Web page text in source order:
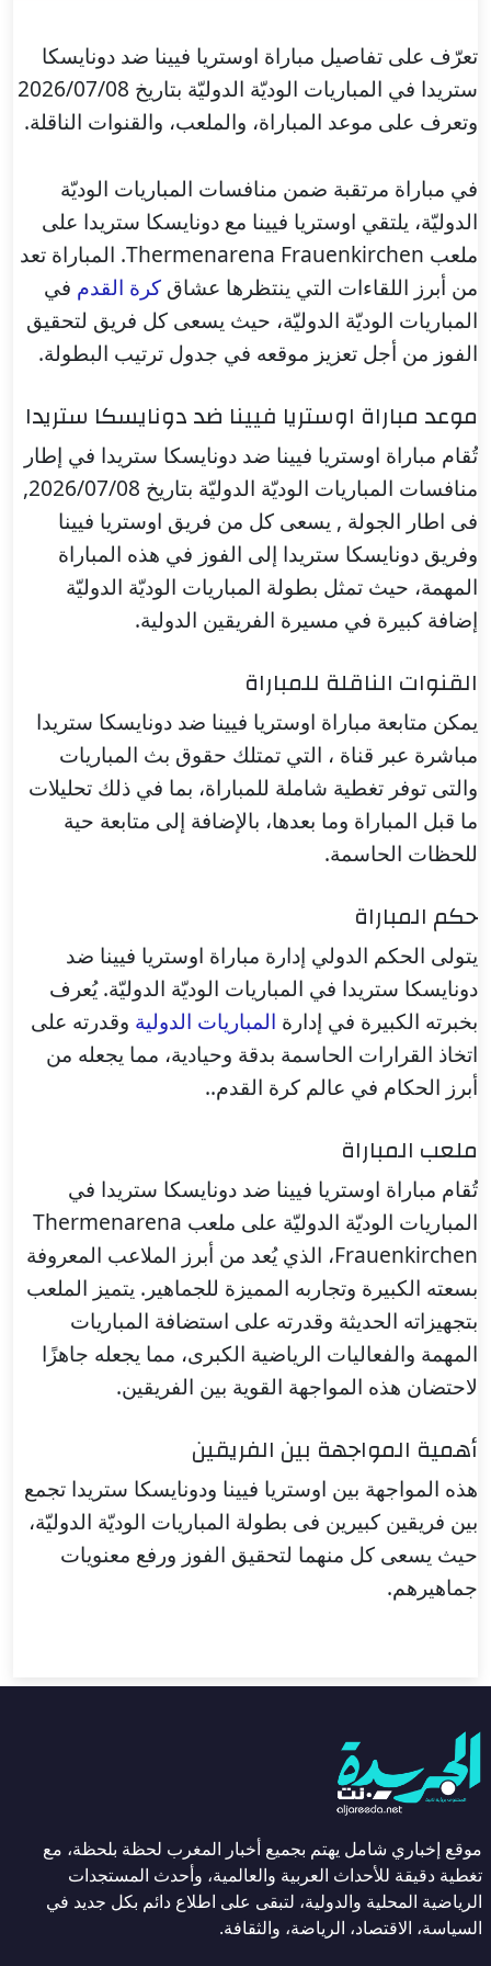
تعرّف على تفاصيل مباراة اوستريا فيينا ضد دونايسكا
ستريدا في المباريات الوديّة الدوليّة بتاريخ 2026/07/08
وتعرف على موعد المباراة، والملعب، والقنوات الناقلة.
في مباراة مرتقبة ضمن منافسات المباريات الوديّة
الدوليّة، يلتقي اوستريا فيينا مع دونايسكا ستريدا على
ملعب Thermenarena Frauenkirchen. المباراة تعد
من أبرز اللقاءات التي ينتظرها عشاق كرة القدم في
المباريات الوديّة الدوليّة، حيث يسعى كل فريق لتحقيق
الفوز من أجل تعزيز موقعه في جدول ترتيب البطولة.
موعد مباراة اوستريا فيينا ضد دونايسكا ستريدا
تُقام مباراة اوستريا فيينا ضد دونايسكا ستريدا في إطار
منافسات المباريات الوديّة الدوليّة بتاريخ 2026/07/08,
فى اطار الجولة , يسعى كل من فريق اوستريا فيينا
وفريق دونايسكا ستريدا إلى الفوز في هذه المباراة
المهمة، حيث تمثل بطولة المباريات الوديّة الدوليّة
إضافة كبيرة في مسيرة الفريقين الدولية.
القنوات الناقلة للمباراة
يمكن متابعة مباراة اوستريا فيينا ضد دونايسكا ستريدا
مباشرة عبر قناة ، التي تمتلك حقوق بث المباريات
والتى توفر تغطية شاملة للمباراة، بما في ذلك تحليلات
ما قبل المباراة وما بعدها، بالإضافة إلى متابعة حية
للحظات الحاسمة.
حكم المباراة
يتولى الحكم الدولي إدارة مباراة اوستريا فيينا ضد
دونايسكا ستريدا في المباريات الوديّة الدوليّة. يُعرف
بخبرته الكبيرة في إدارة المباريات الدولية وقدرته على
اتخاذ القرارات الحاسمة بدقة وحيادية، مما يجعله من
أبرز الحكام في عالم كرة القدم..
ملعب المباراة
تُقام مباراة اوستريا فيينا ضد دونايسكا ستريدا في
المباريات الوديّة الدوليّة على ملعب Thermenarena
Frauenkirchen، الذي يُعد من أبرز الملاعب المعروفة
بسعته الكبيرة وتجاربه المميزة للجماهير. يتميز الملعب
بتجهيزاته الحديثة وقدرته على استضافة المباريات
المهمة والفعاليات الرياضية الكبرى، مما يجعله جاهزًا
لاحتضان هذه المواجهة القوية بين الفريقين.
أهمية المواجهة بين الفريقين
هذه المواجهة بين اوستريا فيينا ودونايسكا ستريدا تجمع
بين فريقين كبيرين فى بطولة المباريات الوديّة الدوليّة،
حيث يسعى كل منهما لتحقيق الفوز ورفع معنويات
جماهيرهم.
موقع إخباري شامل يهتم بجميع أخبار المغرب لحظة بلحظة، مع
تغطية دقيقة للأحداث العربية والعالمية، وأحدث المستجدات
الرياضية المحلية والدولية، لتبقى على اطلاع دائم بكل جديد في
السياسة، الاقتصاد، الرياضة، والثقافة.